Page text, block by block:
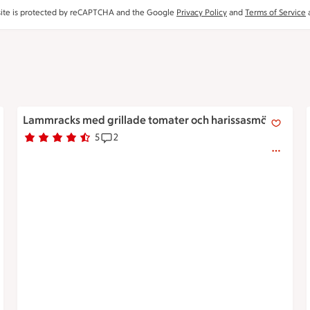
is protected by reCAPTCHA and the Google Privacy Policy and Terms of Service
Lammracks med grillade tomater och harissasmör
Betyg 4.2 av 5. 5
5 personer har röstatReceptet har 2 kommentarer
2
Lammracks med grillade tomater och harissasmör